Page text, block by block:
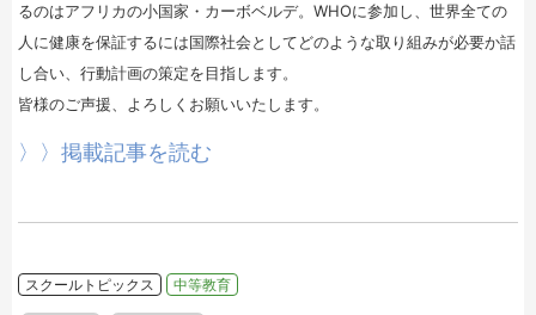
るのはアフリカの小国家・カーボベルデ。WHOに参加し、世界全ての
人に健康を保証するには国際社会としてどのような取り組みが必要か話
し合い、行動計画の策定を目指します。
皆様のご声援、よろしくお願いいたします。
〉〉掲載記事を読む
スクールトピックス 中等教育